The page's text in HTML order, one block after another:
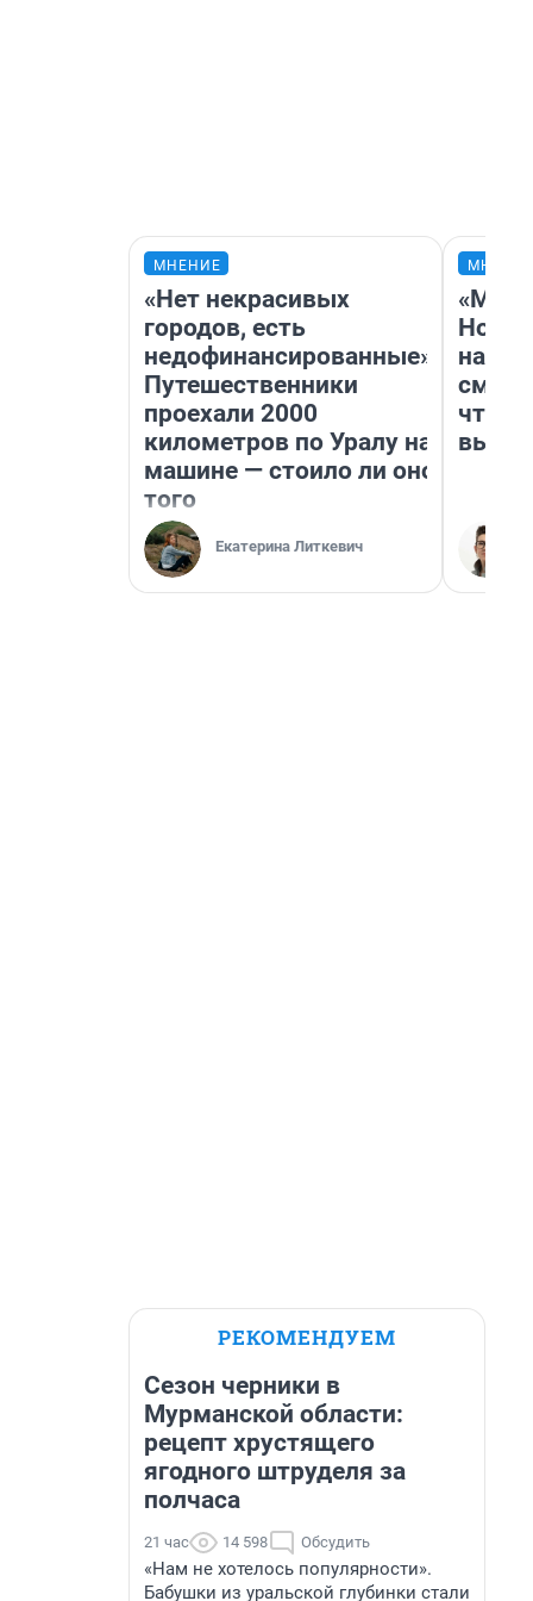
МНЕНИЕ
«Нет некрасивых
городов, есть
недофинансированные».
Путешественники
проехали 2000
километров по Уралу на
машине — стоило ли оно
того
Екатерина Литкевич
«Мы
РЕКОМЕНДУЕМ
Сезон черники в
Мурманской области:
рецепт хрустящего
ягодного штруделя за
полчаса
21 час 14 598 Обсудить
«Нам не хотелось популярности».
Бабушки из уральской глубинки стали